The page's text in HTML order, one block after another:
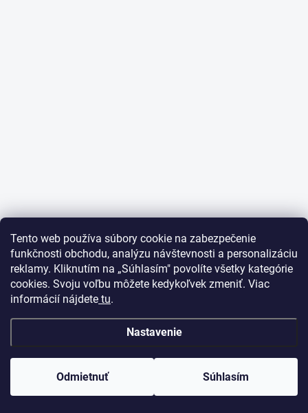
Tento web používa súbory cookie na zabezpečenie
funkčnosti obchodu, analýzu návštevnosti a personalizáciu
reklamy. Kliknutím na „Súhlasím" povolíte všetky kategórie
cookies. Svoju voľbu môžete kedykoľvek zmeniť. Viac
informácií nájdete tu.
Nastavenie
Odmietnuť Súhlasím